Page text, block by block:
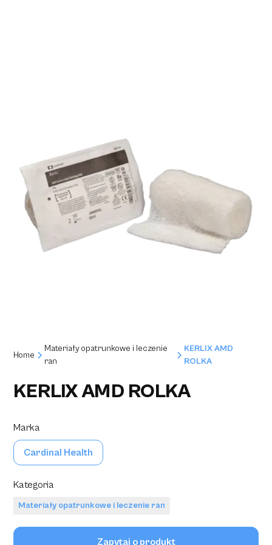
Home
Materiały opatrunkowe i leczenie
ran
KERLIX AMD
ROLKA
KERLIX AMD ROLKA
Marka
Cardinal Health
Kategoria
Materiały opatrunkowe i leczenie ran
Zapytaj o produkt